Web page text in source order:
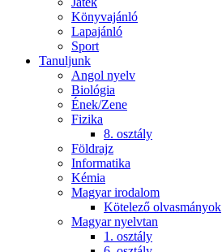
Könyvajánló
Lapajánló
Sport
Tanuljunk
Angol nyelv
Biológia
Ének/Zene
Fizika
8. osztály
Földrajz
Informatika
Kémia
Magyar irodalom
Kötelező olvasmányok
Magyar nyelvtan
1. osztály